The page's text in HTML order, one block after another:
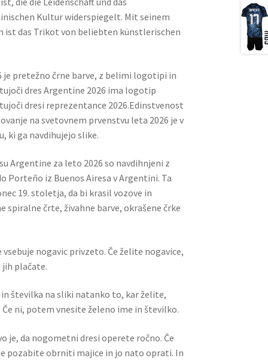
Kultur widerspiegelt. Mit seinem
ist das Trikot von beliebten künstlerischen
je pretežno črne barve, z belimi logotipi in
dres Argentine 2026 ima logotip
dresi reprezentance 2026.Edinstvenost
na svetovnem prvenstvu leta 2026 je v
ki ga navdihujejo slike.
Argentine za leto 2026 so navdihnjeni z
Porteño iz Buenos Airesa v Argentini. Ta
19. stoletja, da bi krasil vozove in
spiralne črte, živahne barve, okrašene črke
vsebuje nogavic privzeto. Če želite nogavice,
plačate.
številka na sliki natanko to, kar želite,
ni, potem vnesite želeno ime in številko.
je, da nogometni dresi operete ročno. Če
pozabite obrniti majice in jo nato oprati. In